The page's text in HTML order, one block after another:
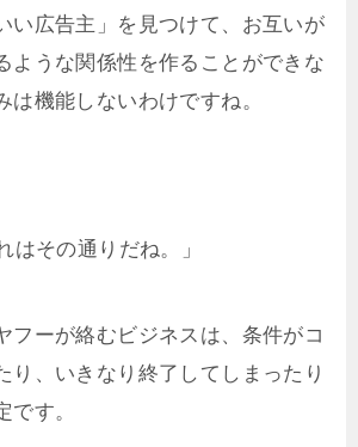
い広告主」を見つけて、お互いが
ような関係性を作ることができな
は機能しないわけですね。
はその通りだね。」
フーが絡むビジネスは、条件がコ
り、いきなり終了してしまったり
です。